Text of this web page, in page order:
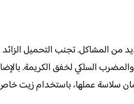
من المشاكل. تجنب التحميل
السلكي لخفق الكريمة.
سلاسة عملها، باستخدام زيت خاص